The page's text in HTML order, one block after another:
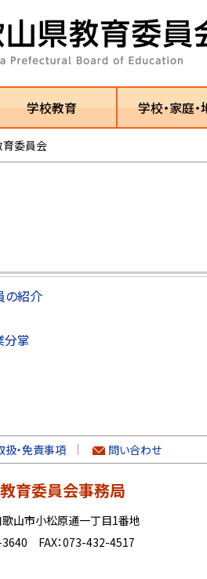
学校教育 学校・家庭
育委員会
の紹介
分掌
扱・免責事項 問い合わせ
育委員会事務局
山市小松原通一丁目1番地
3640 FAX：073-432-4517